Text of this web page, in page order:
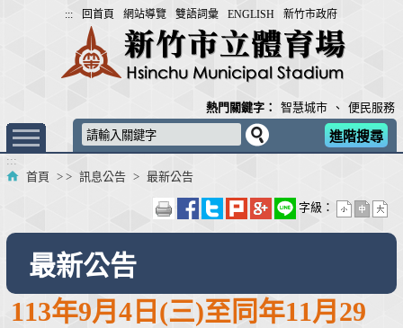
區
塊
::: 回首頁 網站導覽 雙語詞彙 ENGLISH 新竹市政府
進階搜尋
熱門關鍵字： 智慧城市 、 便民服務
:::
首頁 > > 訊息公告 > 最新公告
字級：
最新公告
113年9月4日(三)至同年11月29